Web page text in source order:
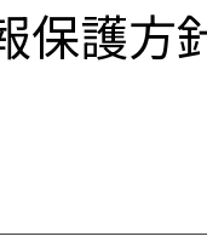
保護方